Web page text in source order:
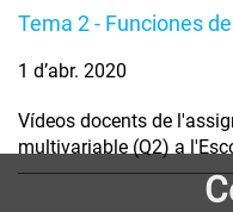
Tema 2 - Funciones
1 d’abr. 2020
Vídeos docents de
multivariable (Q2) a